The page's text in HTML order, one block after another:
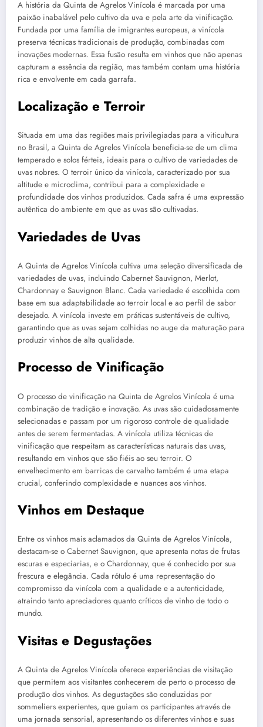
A história da Quinta de Agrelos Vinícola é marcada por uma
paixão inabalável pelo cultivo da uva e pela arte da vinificação.
Fundada por uma família de imigrantes europeus, a vinícola
preserva técnicas tradicionais de produção, combinadas com
inovações modernas. Essa fusão resulta em vinhos que não apenas
capturam a essência da região, mas também contam uma história
rica e envolvente em cada garrafa.
Localização e Terroir
Situada em uma das regiões mais privilegiadas para a viticultura
no Brasil, a Quinta de Agrelos Vinícola beneficia-se de um clima
temperado e solos férteis, ideais para o cultivo de variedades de
uvas nobres. O terroir único da vinícola, caracterizado por sua
altitude e microclima, contribui para a complexidade e
profundidade dos vinhos produzidos. Cada safra é uma expressão
autêntica do ambiente em que as uvas são cultivadas.
Variedades de Uvas
A Quinta de Agrelos Vinícola cultiva uma seleção diversificada de
variedades de uvas, incluindo Cabernet Sauvignon, Merlot,
Chardonnay e Sauvignon Blanc. Cada variedade é escolhida com
base em sua adaptabilidade ao terroir local e ao perfil de sabor
desejado. A vinícola investe em práticas sustentáveis de cultivo,
garantindo que as uvas sejam colhidas no auge da maturação para
produzir vinhos de alta qualidade.
Processo de Vinificação
O processo de vinificação na Quinta de Agrelos Vinícola é uma
combinação de tradição e inovação. As uvas são cuidadosamente
selecionadas e passam por um rigoroso controle de qualidade
antes de serem fermentadas. A vinícola utiliza técnicas de
vinificação que respeitam as características naturais das uvas,
resultando em vinhos que são fiéis ao seu terroir. O
envelhecimento em barricas de carvalho também é uma etapa
crucial, conferindo complexidade e nuances aos vinhos.
Vinhos em Destaque
Entre os vinhos mais aclamados da Quinta de Agrelos Vinícola,
destacam-se o Cabernet Sauvignon, que apresenta notas de frutas
escuras e especiarias, e o Chardonnay, que é conhecido por sua
frescura e elegância. Cada rótulo é uma representação do
compromisso da vinícola com a qualidade e a autenticidade,
atraindo tanto apreciadores quanto críticos de vinho de todo o
mundo.
Visitas e Degustações
A Quinta de Agrelos Vinícola oferece experiências de visitação
que permitem aos visitantes conhecerem de perto o processo de
produção dos vinhos. As degustações são conduzidas por
sommeliers experientes, que guiam os participantes através de
uma jornada sensorial, apresentando os diferentes vinhos e suas